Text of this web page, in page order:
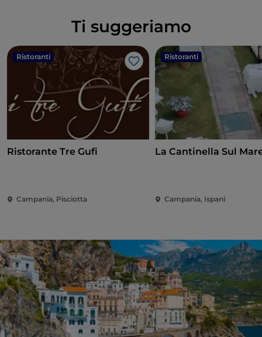
Ti suggeriamo
Ristoranti
Like
Ristorante Tre Gufi
Campania, Pisciotta
Ristoranti
La Cantinella Sul
Campania, Ispani